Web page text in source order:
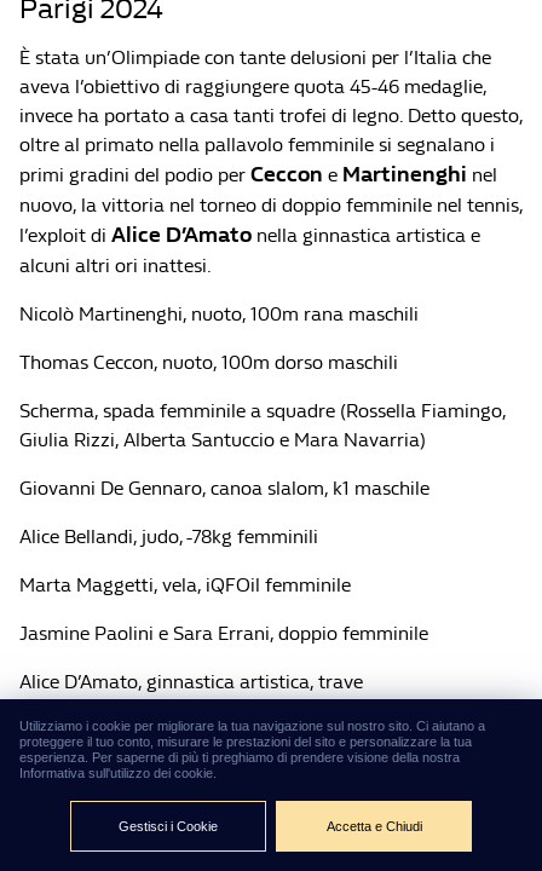
Parigi 2024
È stata un’Olimpiade con tante delusioni per l’Italia che
aveva l’obiettivo di raggiungere quota 45-46 medaglie,
invece ha portato a casa tanti trofei di legno. Detto questo,
oltre al primato nella pallavolo femminile si segnalano i
primi gradini del podio per Ceccon e Martinenghi nel
nuovo, la vittoria nel torneo di doppio femminile nel tennis,
l’exploit di Alice D’Amato nella ginnastica artistica e
alcuni altri ori inattesi.
Nicolò Martinenghi, nuoto, 100m rana maschili
Thomas Ceccon, nuoto, 100m dorso maschili
Scherma, spada femminile a squadre (Rossella Fiamingo,
Giulia Rizzi, Alberta Santuccio e Mara Navarria)
Giovanni De Gennaro, canoa slalom, k1 maschile
Alice Bellandi, judo, -78kg femminili
Marta Maggetti, vela, iQFOil femminile
Jasmine Paolini e Sara Errani, doppio femminile
Alice D’Amato, ginnastica artistica, trave
Skeet a squadre miste, tiro sportivo (Diana Bacosi e
Gabriele Rossetti)
Ruggero Tita e Caterina Banti, vela, Nacra 17
Chiara Consonni e Vittoria Guazzini, ciclismo su pista,
Utilizziamo i cookie per migliorare la tua navigazione sul nostro sito. Ci aiutano a
proteggere il tuo conto, misurare le prestazioni del sito e personalizzare la tua
esperienza. Per saperne di più ti preghiamo di prendere visione della nostra
Informativa sull'utilizzo dei cookie.
Gestisci i Cookie Accetta e Chiudi